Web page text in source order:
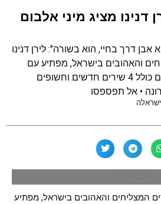
דנינו מציג מיני אלבום
דרך בחיי, הוא בשורה": לירן דנינו
והאהובים בישראל, מפתיע עם
אלבום EP מיוחד • האלבום כולל 4 שירים חדשים וחשופים
• אל תפספסו
המצליחים והאהובים בישראל, מפתיע